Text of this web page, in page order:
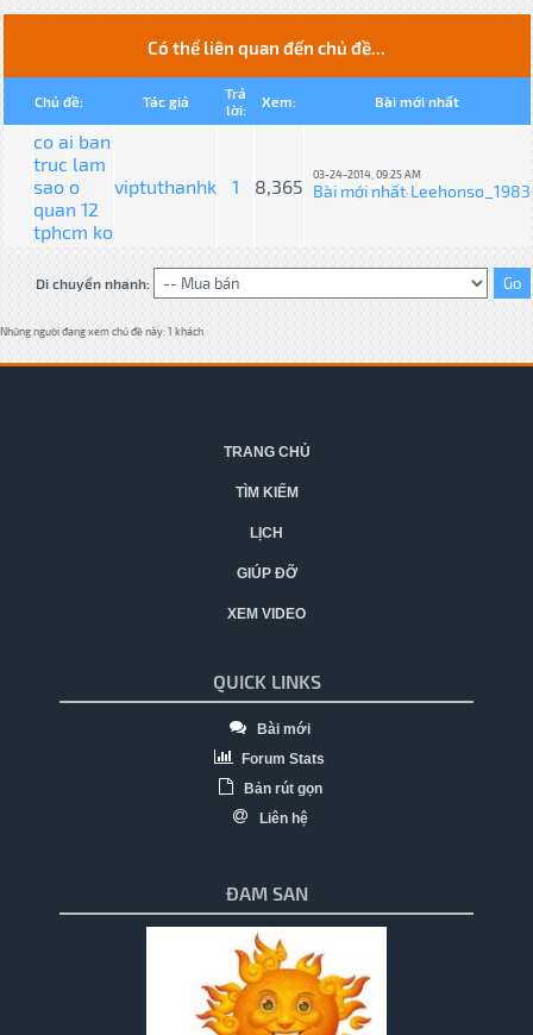
Có thể liên quan đến chủ đề...
Chủ đề: Tác giả
Trả
lời:
Xem: Bài mới nhất
co ai ban
truc lam
sao o
quan 12
tphcm ko
viptuthanhk 1 8,365
03-24-2014, 09:25 AM
Bài mới nhất: Leehonso_1983
Di chuyển nhanh:
Những người đang xem chủ đề này: 1 khách
TRANG CHỦ
TÌM KIẾM
LỊCH
GIÚP ĐỠ
XEM VIDEO
QUICK LINKS
Bài mới
Forum Stats
Bản rút gọn
Liên hệ
ĐAM SAN